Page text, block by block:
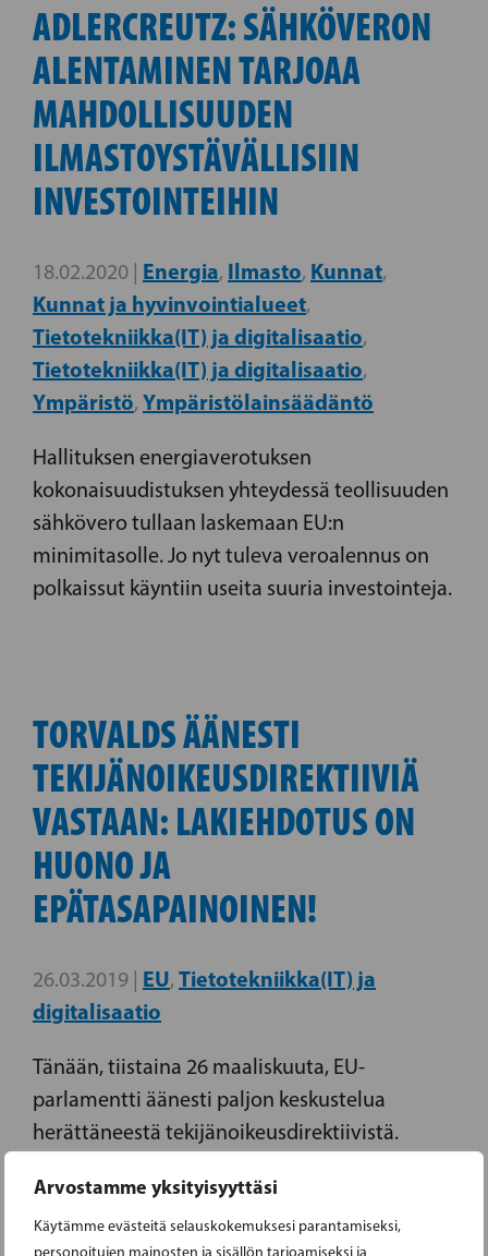
Arvostamme yksityisyyttäsi
Käytämme evästeitä selauskokemuksesi parantamiseksi,
personoitujen mainosten ja sisällön tarjoamiseksi ja
ADLERCREUTZ: SÄHKÖVERON
ALENTAMINEN TARJOAA
MAHDOLLISUUDEN
ILMASTOYSTÄVÄLLISIIN
INVESTOINTEIHIN
18.02.2020 | Energia, Ilmasto, Kunnat,
Kunnat ja hyvinvointialueet,
Tietotekniikka(IT) ja digitalisaatio,
Tietotekniikka(IT) ja digitalisaatio,
Ympäristö, Ympäristölainsäädäntö
Hallituksen energiaverotuksen
kokonaisuudistuksen yhteydessä teollisuuden
sähkövero tullaan laskemaan EU:n
minimitasolle. Jo nyt tuleva veroalennus on
polkaissut käyntiin useita suuria investointeja.
TORVALDS ÄÄNESTI
TEKIJÄNOIKEUSDIREKTIIVIÄ
VASTAAN: LAKIEHDOTUS ON
HUONO JA
EPÄTASAPAINOINEN!
26.03.2019 | EU, Tietotekniikka(IT) ja
digitalisaatio
Tänään, tiistaina 26 maaliskuuta, EU-
parlamentti äänesti paljon keskustelua
herättäneestä tekijänoikeusdirektiivistä.
sisäisen markkinan mukauttamisesta
digitaalisen aikakauden tuomiin muutoksiin.